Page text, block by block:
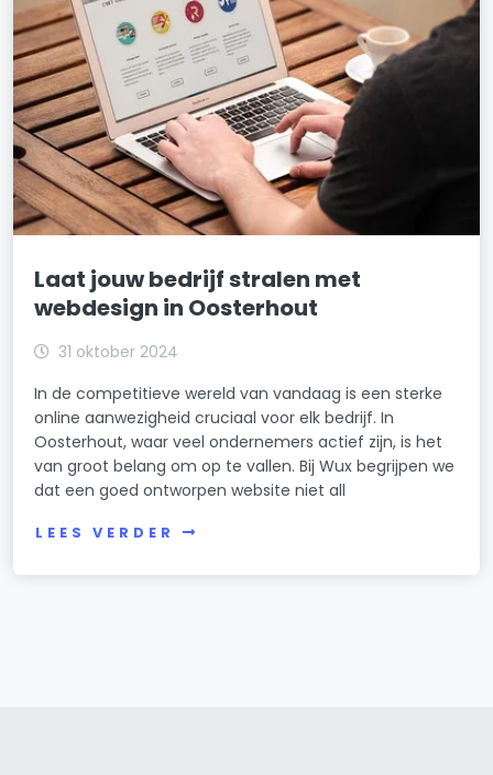
Laat jouw bedrijf stralen met
webdesign in Oosterhout
31 oktober 2024
In de competitieve wereld van vandaag is een sterke
online aanwezigheid cruciaal voor elk bedrijf. In
Oosterhout, waar veel ondernemers actief zijn, is het
van groot belang om op te vallen. Bij Wux begrijpen we
dat een goed ontworpen website niet all
LEES VERDER